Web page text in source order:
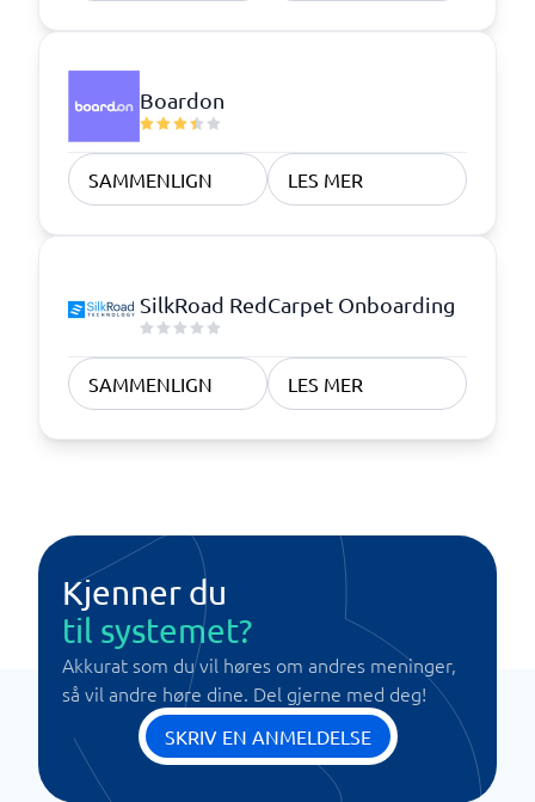
Boardon
SAMMENLIGN LES MER
SilkRoad RedCarpet Onboarding
SAMMENLIGN LES MER
Kjenner du
til systemet?
Akkurat som du vil høres om andres meninger,
så vil andre høre dine. Del gjerne med deg!
SKRIV EN ANMELDELSE